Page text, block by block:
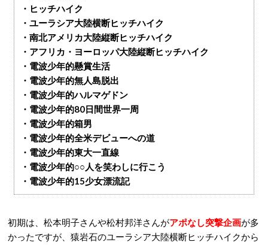
・ヒッチハイク
・ユーラシア大陸横断ヒッチハイク
・南北アメリカ大陸縦断ヒッチハイク
・アフリカ・ヨーロッパ大陸縦断ヒッチハイク
・電波少年的懸賞生活
・電波少年的無人島脱出
・電波少年的ハルマゲドン
・電波少年的80日間世界一周
・電波少年的箱男
・電波少年的全米デビューへの道
・電波少年的東大一直線
・電波少年的○○人を笑わしに行こう
・電波少年的15少女漂流記
初期は、松本明子さんや松村邦洋さんがアポなし突撃企画が多
かったですが、猿岩石のユーラシア大陸横断ヒッチハイクから